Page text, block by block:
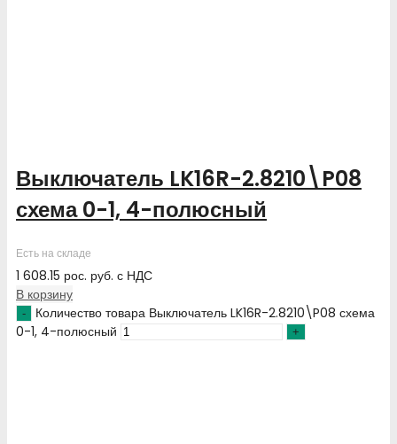
Выключатель LK16R-2.8210\P08
схема 0-1, 4-полюсный
Есть на складе
1 608.15 рос. руб. с НДС
В корзину
Количество товара Выключатель LK16R-2.8210\P08 схема
0-1, 4-полюсный